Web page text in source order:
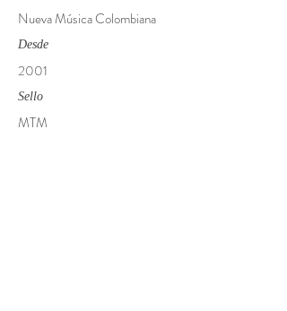
Nueva Música Colombiana
Desde
2001
Sello
MTM